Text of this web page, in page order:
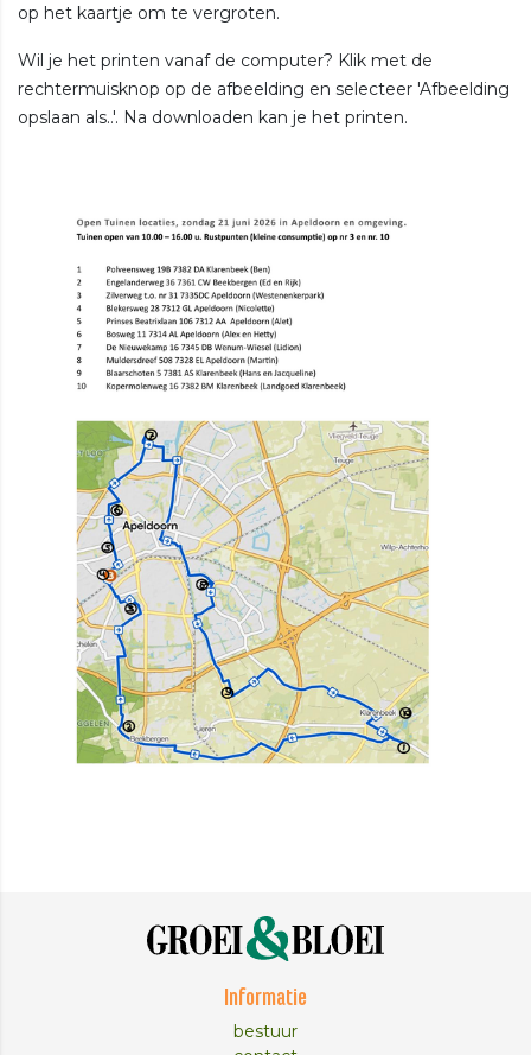
op het kaartje om te vergroten.
Wil je het printen vanaf de computer? Klik met de
rechtermuisknop op de afbeelding en selecteer 'Afbeelding
opslaan als..'. Na downloaden kan je het printen.
Informatie
bestuur